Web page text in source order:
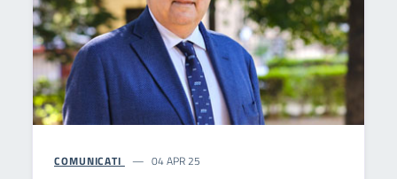
COMUNICATI 04 APR 25